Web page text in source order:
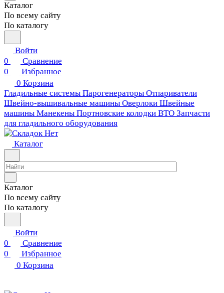
Каталог
По всему сайту
По каталогу
Войти
0
Сравнение
0
Избранное
0 Корзина
Гладильные системы Парогенераторы Отпариватели
Швейно-вышивальные машины Оверлоки Швейные
машины Манекены Портновские колодки ВТО Запчасти
для гладильного оборудования
Каталог
Каталог
По всему сайту
По каталогу
Войти
0
Сравнение
0
Избранное
0 Корзина